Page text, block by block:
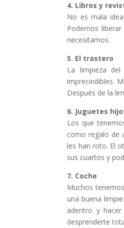
4. Libros y
No es mala
Podemos
necesitamos.
5. El trastero
La limpieza
imprecindibles.
Después de la
6. Juguetes
Los que
como regalo de
les han roto. El
sus cuartos y
7. Coche
Muchos
una buena
adentro y
desprenderte